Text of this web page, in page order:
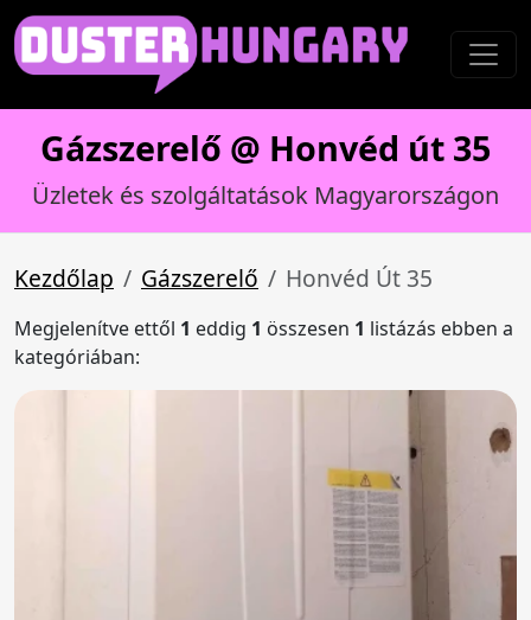
Gázszerelő @ Honvéd út 35
Üzletek és szolgáltatások Magyarországon
Kezdőlap Gázszerelő Honvéd Út 35
Megjelenítve ettől 1 eddig 1 összesen 1 listázás ebben a
kategóriában: